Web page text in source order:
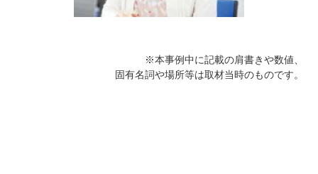
※本事例中に記載の肩書きや数値、
固有名詞や場所等は取材当時のものです。